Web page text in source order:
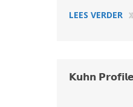
LEES VERDER
𝗞𝘂𝗵𝗻